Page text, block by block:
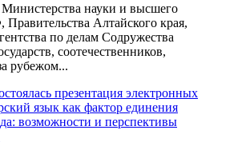
науки и высшего
Правительства Алтайского края,
по делам Содружества
соотечественников,
рубежом...